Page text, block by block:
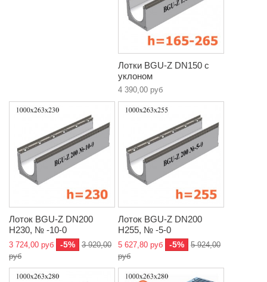
Лотки BGU-Z DN150 с
уклоном
4 390,00 руб
Лоток BGU-Z DN200
H230, № -10-0
3 724,00 руб -5%
3 920,00
руб
Лоток BGU-Z DN200
H255, № -5-0
5 627,80 руб -5%
5 924,00
руб